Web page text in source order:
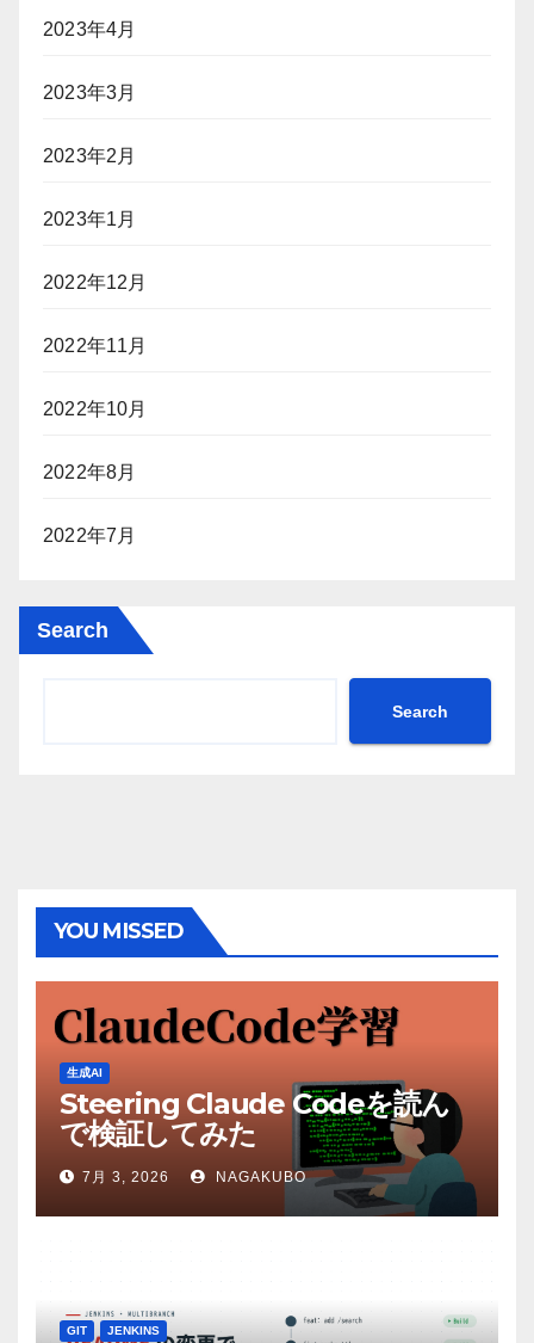
2023年4月
2023年3月
2023年2月
2023年1月
2022年12月
2022年11月
2022年10月
2022年8月
2022年7月
Search
Search
YOU MISSED
生成AI
Steering Claude Codeを読ん
で検証してみた
7月 3, 2026 NAGAKUBO
GIT JENKINS